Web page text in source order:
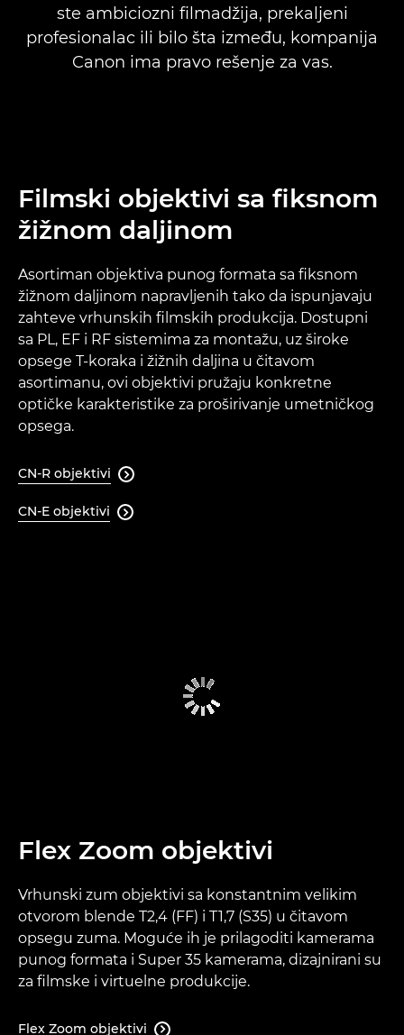
KOMPAKTNI ZUM
ste ambiciozni filmadžija, prekaljeni
profesionalac ili bilo šta između, kompanija
Canon ima pravo rešenje za vas.
Filmski objektivi sa fiksnom
žižnom daljinom
Asortiman objektiva punog formata sa fiksnom
žižnom daljinom napravljenih tako da ispunjavaju
zahteve vrhunskih filmskih produkcija. Dostupni
sa PL, EF i RF sistemima za montažu, uz široke
opsege T-koraka i žižnih daljina u čitavom
asortimanu, ovi objektivi pružaju konkretne
optičke karakteristike za proširivanje umetničkog
opsega.
CN-R objektivi 
CN-E objektivi 
Flex Zoom objektivi
Vrhunski zum objektivi sa konstantnim velikim
otvorom blende T2,4 (FF) i T1,7 (S35) u čitavom
opsegu zuma. Moguće ih je prilagoditi kamerama
punog formata i Super 35 kamerama, dizajnirani su
za filmske i virtuelne produkcije.
Flex Zoom objektivi 